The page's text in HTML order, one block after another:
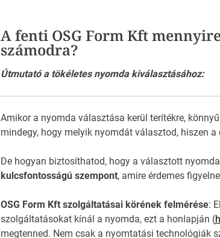
A fenti OSG Form Kft
számodra?
Útmutató a tökéletes nyomda kiválasztásához:
Amikor a nyomda választása kerül terítékre,
mindegy, hogy melyik nyomdát választod, hiszen
De hogyan biztosíthatod, hogy a választott
kulcsfontosságú szempont, amire érdemes
OSG Form Kft szolgáltatásai körének felmérése:
szolgáltatásokat kínál a nyomda, ezt a honlapján (
megtenned. Nem csak a nyomtatási technológiák